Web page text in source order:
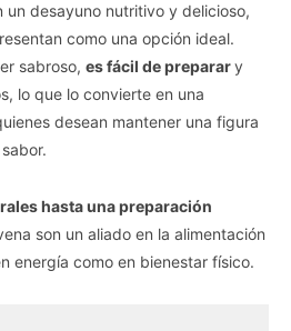
un desayuno nutritivo y delicioso,
como una opción ideal.
sabroso, es fácil de preparary
lo que lo convierte en una
desean mantener una figura
hasta una preparación
son un aliado en la alimentación
energía como en bienestar físico.